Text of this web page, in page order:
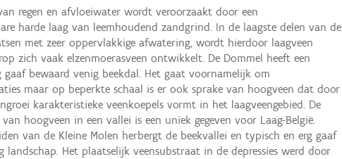
regen en afvloeiwater wordt veroorzaakt door een
harde laag van leemhoudend zandgrind. In de laagste delen van de
met zeer oppervlakkige afwatering, wordt hierdoor laagveen
zich vaak elzenmoerasveen ontwikkelt. De Dommel heeft een
gaaf bewaard venig beekdal. Het gaat voornamelijk om
maar op beperkte schaal is er ook sprake van hoogveen dat door
karakteristieke veenkoepels vormt in het laagveengebied. De
hoogveen in een vallei is een uniek gegeven voor Laag-België.
van de Kleine Molen herbergt de beekvallei en typisch en erg gaaf
landschap. Het plaatselijk veensubstraat in de depressies werd door